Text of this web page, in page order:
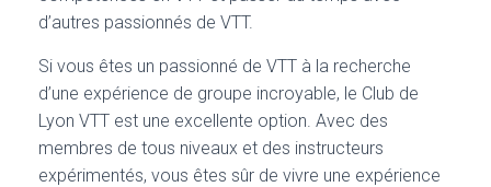
d’autres passionnés de VTT.
Si vous êtes un passionné de VTT à la recherche
d’une expérience de groupe incroyable, le Club de
Lyon VTT est une excellente option. Avec des
membres de tous niveaux et des instructeurs
expérimentés, vous êtes sûr de vivre une expérience